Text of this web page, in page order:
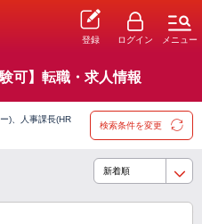
登録 ログイン メニュー
可】転職・求人情報
)、人事課長(HR
検索条件を変更